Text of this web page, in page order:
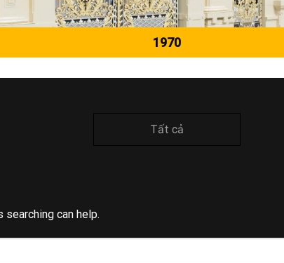
1970
Tất cả
searching can help.